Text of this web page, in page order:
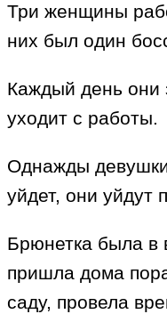
Три женщины
них был один
Каждый день они
уходит с работы.
Однажды
уйдет, они уйдут
Брюнетка была в
пришла дома
саду, провела